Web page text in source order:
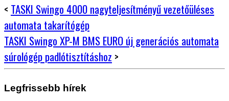
< TASKI Swingo 4000 nagyteljesítményű vezetőüléses
automata takarítógép
TASKI Swingo XP-M BMS EURO új generációs automata
súrológép padlótisztításhoz >
Legfrissebb hírek